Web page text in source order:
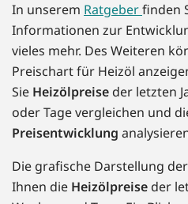
In unserem Ratgeberfinden
Informationen zur
vieles mehr. Des Weiteren
Preischart für Heizöl
Sie Heizölpreise der letzten
oder Tage vergleichen und
Preisentwicklung
Die grafische Darstellung der
Ihnen die Heizölpreise der